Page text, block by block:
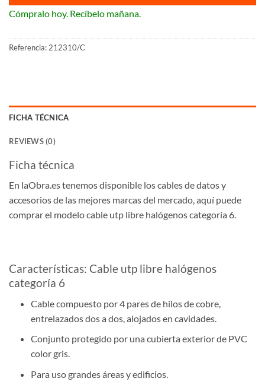
Cómpralo hoy. Recíbelo mañana.
Referencia: 212310/C
FICHA TÉCNICA
REVIEWS (0)
Ficha técnica
En laObra.es tenemos disponible los cables de datos y
accesorios de las mejores marcas del mercado, aquí puede
comprar el modelo cable utp libre halógenos categoría 6.
Características: Cable utp libre halógenos
categoría 6
Cable compuesto por 4 pares de hilos de cobre,
entrelazados dos a dos, alojados en cavidades.
Conjunto protegido por una cubierta exterior de PVC
color gris.
Para uso grandes áreas y edificios.